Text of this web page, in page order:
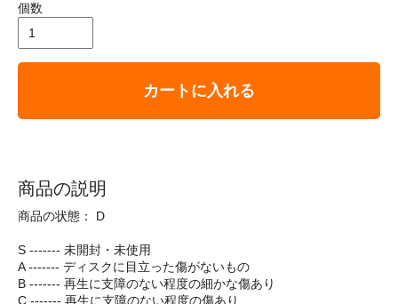
個数
カートに入れる
商品の説明
商品の状態： D
S ------- 未開封・未使用
A ------- ディスクに目立った傷がないもの
B ------- 再生に支障のない程度の細かな傷あり
C ------- 再生に支障のない程度の傷あり